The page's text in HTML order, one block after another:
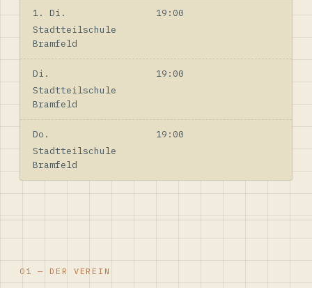
1. Di.
19:00
Stadtteilschule
Bramfeld
Di.
19:00
Stadtteilschule
Bramfeld
Do.
19:00
Stadtteilschule
Bramfeld
01 — DER VEREIN